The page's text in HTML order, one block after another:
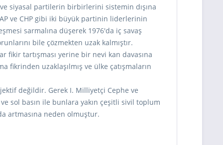
siyasal partilerin birbirlerini sistemin dışına
ve CHP gibi iki büyük partinin liderlerinin
sarmalına düşerek 1976'da iç savaş
bile çözmekten uzak kalmıştır.
fikir tartışması yerine bir nevi kan davasına
uzaklaşılmış ve ülke çatışmaların
değildir. Gerek I. Milliyetçi Cephe ve
sol basın ile bunlara yakın çeşitli sivil toplum
artmasına neden olmuştur.